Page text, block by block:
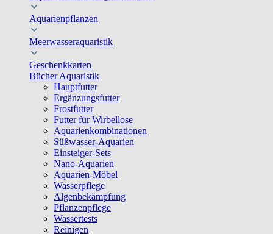
Aquarienpflanzen
Meerwasseraquaristik
Geschenkkarten
Bücher Aquaristik
Hauptfutter
Ergänzungsfutter
Frostfutter
Futter für Wirbellose
Aquarienkombinationen
Süßwasser-Aquarien
Einsteiger-Sets
Nano-Aquarien
Aquarien-Möbel
Wasserpflege
Algenbekämpfung
Pflanzenpflege
Wassertests
Reinigen